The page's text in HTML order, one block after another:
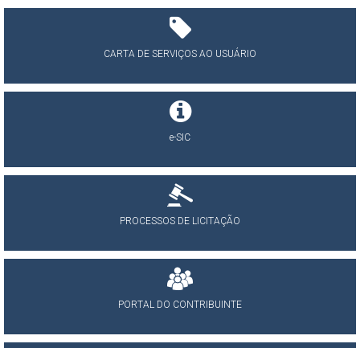
CARTA DE SERVIÇOS AO USUÁRIO
e-SIC
PROCESSOS DE LICITAÇÃO
PORTAL DO CONTRIBUINTE